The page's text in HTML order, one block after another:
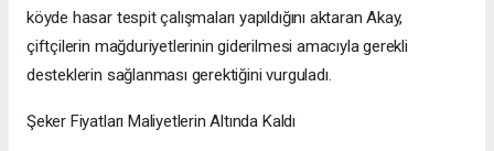
köyde hasar tespit çalışmaları yapıldığını aktaran Akay,
çiftçilerin mağduriyetlerinin giderilmesi amacıyla gerekli
desteklerin sağlanması gerektiğini vurguladı.
Şeker Fiyatları Maliyetlerin Altında Kaldı